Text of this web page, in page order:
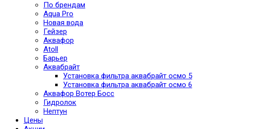
По брендам
Aqua Pro
Новая вода
Гейзер
Аквафор
Atoll
Барьер
Аквабрайт
Установка фильтра аквабрайт осмо 5
Установка фильтра аквабрайт осмо 6
Аквафор Вотер Босс
Гидролок
Нептун
Цены